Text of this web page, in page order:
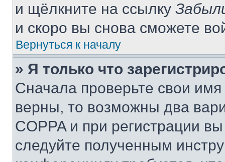
и щёлкните на ссылку
и скоро вы снова сможете
Вернуться к началу
» Я только что
Сначала проверьте свои
верны, то возможны два
COPPA и при регистрации
следуйте полученным